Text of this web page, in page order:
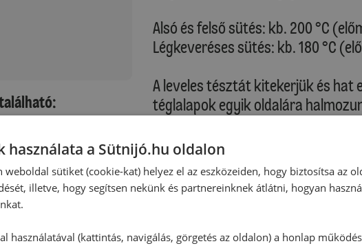
Alsó és felső sütés: kb. 200 °C
Légkeveréses sütés: kb. 180 °C
A leveles tésztát kitekerjük és
téglalapok egyik oldalára
a széleket üresen hagyjuk. A
párhuzamosan a tésztát éles
hígított tojással megkenjük, a
formázva. Az illesztéseket villával
is átkenjük a felvert tojással, és
használata a Sütnijó.hu oldalon
weboldal sütiket (cookie-kat) helyez el az eszközeiden, hogy biztosítsa az
illetve, hogy segítsen nekünk és partnereinknek átlátni, hogyan
használatával (kattintás, navigálás, görgetés az oldalon) a honlap